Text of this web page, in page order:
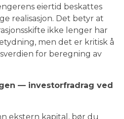
eiertid beskattes
realisasjon. Det betyr at
ikke lenger har
men det er kritisk å
for beregning av
— investorfradrag ved
ekstern kapital, bør du